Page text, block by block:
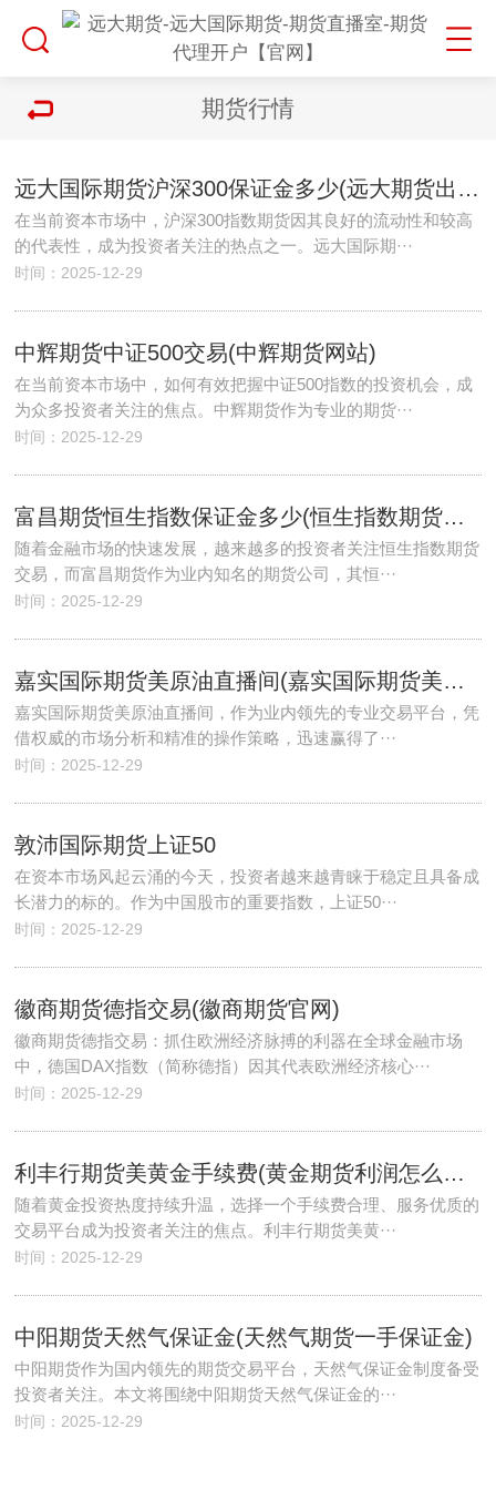
期货行情
远大国际期货沪深300保证金多少(远大期货出金)
在当前资本市场中，沪深300指数期货因其良好的流动性和较高
的代表性，成为投资者关注的热点之一。远大国际期···
时间：2025-12-29
中辉期货中证500交易(中辉期货网站)
在当前资本市场中，如何有效把握中证500指数的投资机会，成
为众多投资者关注的焦点。中辉期货作为专业的期货···
时间：2025-12-29
富昌期货恒生指数保证金多少(恒生指数期货保证金比例)
随着金融市场的快速发展，越来越多的投资者关注恒生指数期货
交易，而富昌期货作为业内知名的期货公司，其恒···
时间：2025-12-29
嘉实国际期货美原油直播间(嘉实国际期货美原油直播间是真的吗)
嘉实国际期货美原油直播间，作为业内领先的专业交易平台，凭
借权威的市场分析和精准的操作策略，迅速赢得了···
时间：2025-12-29
敦沛国际期货上证50
在资本市场风起云涌的今天，投资者越来越青睐于稳定且具备成
长潜力的标的。作为中国股市的重要指数，上证50···
时间：2025-12-29
徽商期货德指交易(徽商期货官网)
徽商期货德指交易：抓住欧洲经济脉搏的利器在全球金融市场
中，德国DAX指数（简称德指）因其代表欧洲经济核心···
时间：2025-12-29
利丰行期货美黄金手续费(黄金期货利润怎么计算)
随着黄金投资热度持续升温，选择一个手续费合理、服务优质的
交易平台成为投资者关注的焦点。利丰行期货美黄···
时间：2025-12-29
中阳期货天然气保证金(天然气期货一手保证金)
中阳期货作为国内领先的期货交易平台，天然气保证金制度备受
投资者关注。本文将围绕中阳期货天然气保证金的···
时间：2025-12-29